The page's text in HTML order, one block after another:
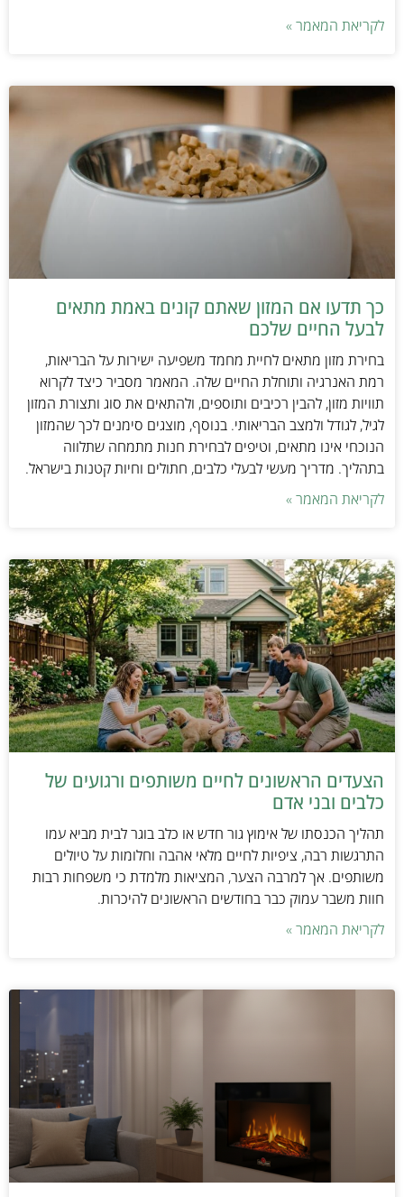
לקריאת המאמר »
כך תדעו אם המזון שאתם קונים באמת מתאים
לבעל החיים שלכם
בחירת מזון מתאים לחיית מחמד משפיעה ישירות על הבריאות,
רמת האנרגיה ותוחלת החיים שלה. המאמר מסביר כיצד לקרוא
תוויות מזון, להבין רכיבים ותוספים, ולהתאים את סוג ותצורת המזון
לגיל, לגודל ולמצב הבריאותי. בנוסף, מוצגים סימנים לכך שהמזון
הנוכחי אינו מתאים, וטיפים לבחירת חנות מתמחה שתלווה
בתהליך. מדריך מעשי לבעלי כלבים, חתולים וחיות קטנות בישראל.
לקריאת המאמר »
הצעדים הראשונים לחיים משותפים ורגועים של
כלבים ובני אדם
תהליך הכנסתו של אימוץ גור חדש או כלב בוגר לבית מביא עמו
התרגשות רבה, ציפיות לחיים מלאי אהבה וחלומות על טיולים
משותפים. אך למרבה הצער, המציאות מלמדת כי משפחות רבות
חוות משבר עמוק כבר בחודשים הראשונים להיכרות.
לקריאת המאמר »